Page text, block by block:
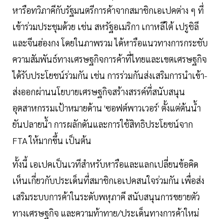
หารือทวิภาคีกับรัฐมนตรีการค้าจากสมาชิกเอเปคต่าง ๆ ที่
เข้าร่วมประชุมด้วย เช่น สหรัฐอเมริกา เกาหลีใต้ เปรูชิลี
และจีนฮ่องกง โดยในภาพรวม ได้หารือแนวทางการกระชับ
ความสัมพันธ์ทางเศรษฐกิจการค้าที่ไทยและเขตเศรษฐกิจ
ได้รับประโยชน์ร่วมกัน เช่น การร่วมกันส่งเสริมการนำเข้า-
ส่งออกผ่านนโยบายเศรษฐกิจสร้างสรรค์ที่สนับสนุน
อุตสาหกรรมเป้าหมายด้าน 'ซอฟต์พาวเวอร์' ตั้งแต่ต้นน้ำ
ยันปลายน้ำ การผลักดันและการใช้สิทธิประโยชน์จาก
FTA ให้มากขึ้น เป็นต้น
ทั้งนี้ เอเปคเป็นเวทีสำหรับหารือและแลกเปลี่ยนข้อคิด
เห็นเกี่ยวกับประเด็นที่สมาชิกเอเปคสนใจร่วมกัน เพื่อส่ง
เสริมระบบการค้าในระดับพหุภาคี สนับสนุนการขยายตัว
ทางเศรษฐกิจ และความท้าทาย/ประเด็นทางการค้าใหม่